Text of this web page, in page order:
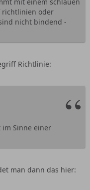
richtlinien oder
nicht bindend -
Richtlinie:
Sinne einer
man dann das hier: